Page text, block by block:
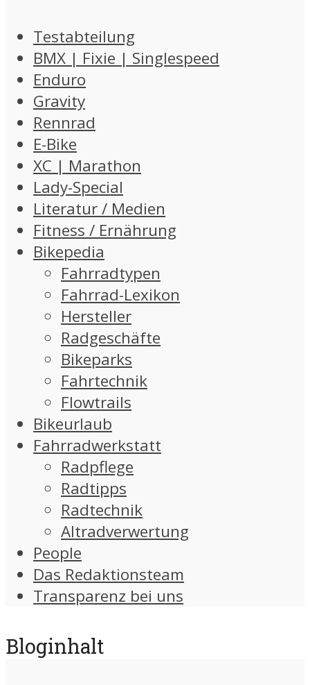
Testabteilung
BMX | Fixie | Singlespeed
Enduro
Gravity
Rennrad
E-Bike
XC | Marathon
Lady-Special
Literatur / Medien
Fitness / Ernährung
Bikepedia
Fahrradtypen
Fahrrad-Lexikon
Hersteller
Radgeschäfte
Bikeparks
Fahrtechnik
Flowtrails
Bikeurlaub
Fahrradwerkstatt
Radpflege
Radtipps
Radtechnik
Altradverwertung
People
Das Redaktionsteam
Transparenz bei uns
Bloginhalt